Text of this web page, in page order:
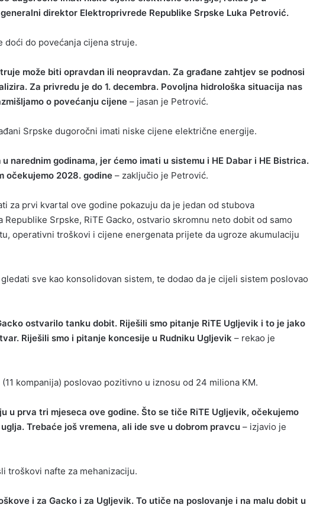
generalni direktor Elektroprivrede Republike Srpske Luka Petrović.
doći do povećanja cijena struje.
može biti opravdan ili neopravdan. Za građane zahtjev se podnosi
Za privredu je do 1. decembra. Povoljna hidrološka situacija nas
o povećanju cijene – jasan je Petrović.
Srpske dugoročni imati niske cijene električne energije.
narednim godinama, jer ćemo imati u sistemu i HE Dabar i HE Bistrica.
očekujemo 2028. godine – zaključio je Petrović.
za prvi kvartal ove godine pokazuju da je jedan od stubova
Srpske, RiTE Gacko, ostvario skromnu neto dobit od samo
operativni troškovi i cijene energenata prijete da ugroze akumulaciju
sve kao konsolidovan sistem, te dodao da je cijeli sistem poslovao
ostvarilo tanku dobit. Riješili smo pitanje RiTE Ugljevik i to je jako
Riješili smo i pitanje koncesije u Rudniku Ugljevik – rekao je
kompanija) poslovao pozitivno u iznosu od 24 miliona KM.
u prva tri mjeseca ove godine. Što se tiče RiTE Ugljevik, očekujemo
Trebaće još vremena, ali ide sve u dobrom pravcu – izjavio je
troškovi nafte za mehanizaciju.
i za Gacko i za Ugljevik. To utiče na poslovanje i na malu dobit u